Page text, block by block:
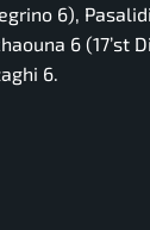
6),
6 (17’st
6.